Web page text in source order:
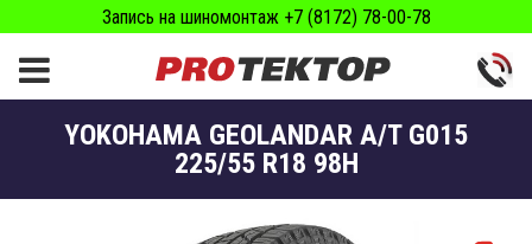
Запись на шиномонтаж +7 (8172) 78-00-78
YOKOHAMA GEOLANDAR A/T G015
225/55 R18 98H